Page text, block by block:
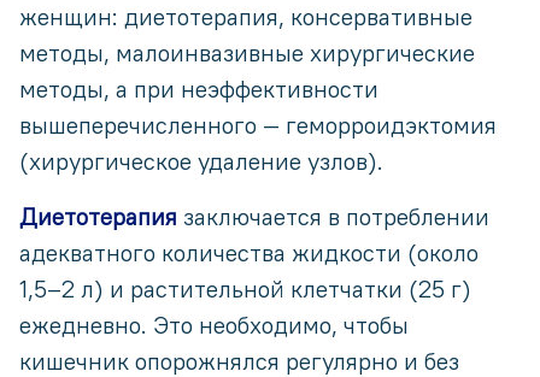
женщин: диетотерапия, консервативные
методы, малоинвазивные хирургические
методы, а при неэффективности
вышеперечисленного — геморроидэктомия
(хирургическое удаление узлов).
Диетотерапия заключается в потреблении
адекватного количества жидкости (около
1,5–2 л) и растительной клетчатки (25 г)
ежедневно. Это необходимо, чтобы
кишечник опорожнялся регулярно и без